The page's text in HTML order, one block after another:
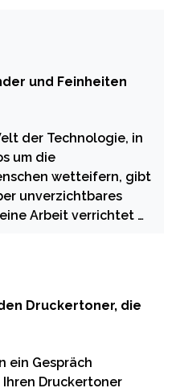
und Feinheiten
der Technologie, in
um die
wetteifern, gibt
unverzichtbares
Arbeit verrichtet …
Druckertoner, die
ein Gespräch
Druckertoner